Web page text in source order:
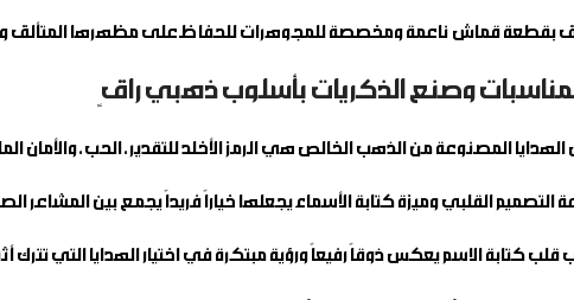
بقطعة قماش ناعمة ومخصصة للمجوهرات للحفاظ على مظهرها المتألق
وصنع الذكريات بأسلوب ذهبي راقٍ
المصنوعة من الذهب الخالص هي الرمز الأخلد للتقدير، الحب،
كتابة الاسم يعكس ذوقاً رفيعاً ورؤية مبتكرة في اختيار الهدايا التي تترك